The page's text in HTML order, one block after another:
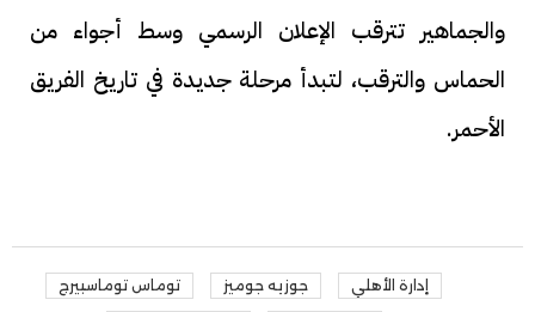
والجماهير تترقب الإعلان الرسمي وسط أجواء من
الحماس والترقب، لتبدأ مرحلة جديدة في تاريخ الفريق
الأحمر.
إدارة الأهلي جوزيه جوميز توماس توماسبيرج